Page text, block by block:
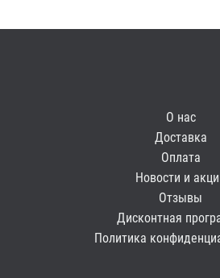
О нас
Доставка
Оплата
Новости и
Отзывы
Дисконтная
Политика